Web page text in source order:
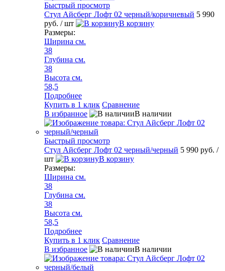
Быстрый просмотр
Стул Айсберг Лофт 02 черный/коричневый 5 990
руб. / шт
В корзину
Размеры:
Ширина см.
38
Глубина см.
38
Высота см.
58,5
Подробнее
Купить в 1 клик Сравнение
В избранное
В наличии
Быстрый просмотр
Стул Айсберг Лофт 02 черный/черный 5 990 руб. /
шт
В корзину
Размеры:
Ширина см.
38
Глубина см.
38
Высота см.
58,5
Подробнее
Купить в 1 клик Сравнение
В избранное
В наличии